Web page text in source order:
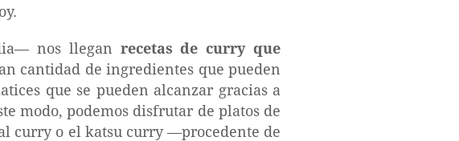
nos llegan recetas de curry que
cantidad de ingredientes que pueden
que se pueden alcanzar gracias a
modo, podemos disfrutar de platos de
curry o el katsu curry —procedente de